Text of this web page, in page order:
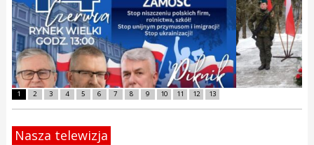
1 2 3 4 5 6 7 8 9 10 11 12 13
Nasza telewizja